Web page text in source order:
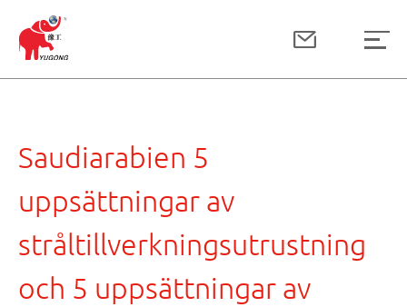
Saudiarabien 5
uppsättningar av
stråltillverkningsutrustning
och 5 uppsättningar av